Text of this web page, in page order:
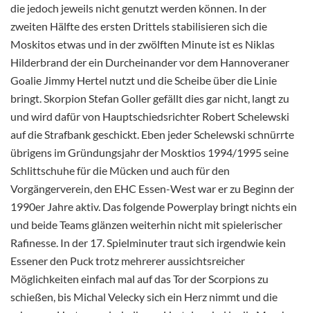
die jedoch jeweils nicht genutzt werden können. In der
zweiten Hälfte des ersten Drittels stabilisieren sich die
Moskitos etwas und in der zwölften Minute ist es Niklas
Hilderbrand der ein Durcheinander vor dem Hannoveraner
Goalie Jimmy Hertel nutzt und die Scheibe über die Linie
bringt. Skorpion Stefan Goller gefällt dies gar nicht, langt zu
und wird dafür von Hauptschiedsrichter Robert Schelewski
auf die Strafbank geschickt. Eben jeder Schelewski schnürrte
übrigens im Gründungsjahr der Mosktios 1994/1995 seine
Schlittschuhe für die Mücken und auch für den
Vorgängerverein, den EHC Essen-West war er zu Beginn der
1990er Jahre aktiv. Das folgende Powerplay bringt nichts ein
und beide Teams glänzen weiterhin nicht mit spielerischer
Rafinesse. In der 17. Spielminuter traut sich irgendwie kein
Essener den Puck trotz mehrerer aussichtsreicher
Möglichkeiten einfach mal auf das Tor der Scorpions zu
schießen, bis Michal Velecky sich ein Herz nimmt und die